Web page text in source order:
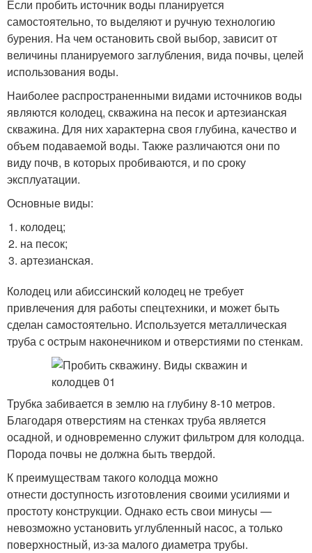
Если пробить источник воды планируется
самостоятельно, то выделяют и ручную технологию
бурения. На чем остановить свой выбор, зависит от
величины планируемого заглубления, вида почвы, целей
использования воды.
Наиболее распространенными видами источников воды
являются колодец, скважина на песок и артезианская
скважина. Для них характерна своя глубина, качество и
объем подаваемой воды. Также различаются они по
виду почв, в которых пробиваются, и по сроку
эксплуатации.
Основные виды:
колодец;
на песок;
артезианская.
Колодец или абиссинский колодец не требует
привлечения для работы спецтехники, и может быть
сделан самостоятельно. Используется металлическая
труба с острым наконечником и отверстиями по стенкам.
Трубка забивается в землю на глубину 8-10 метров.
Благодаря отверстиям на стенках труба является
осадной, и одновременно служит фильтром для колодца.
Порода почвы не должна быть твердой.
К преимуществам такого колодца можно
отнести доступность изготовления своими усилиями и
простоту конструкции. Однако есть свои минусы —
невозможно установить углубленный насос, а только
поверхностный, из-за малого диаметра трубы.